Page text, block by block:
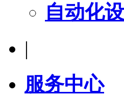
自动化
|
服务中心